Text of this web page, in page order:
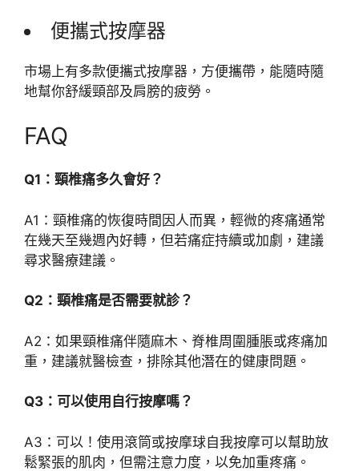
便攜式按摩器
市場上有多款便攜式按摩器，方便攜帶，能隨時隨
地幫你舒緩頸部及肩膀的疲勞。
FAQ
Q1：頸椎痛多久會好？
A1：頸椎痛的恢復時間因人而異，輕微的疼痛通常
在幾天至幾週內好轉，但若痛症持續或加劇，建議
尋求醫療建議。
Q2：頸椎痛是否需要就診？
A2：如果頸椎痛伴隨麻木、脊椎周圍腫脹或疼痛加
重，建議就醫檢查，排除其他潛在的健康問題。
Q3：可以使用自行按摩嗎？
A3：可以！使用滾筒或按摩球自我按摩可以幫助放
鬆緊張的肌肉，但需注意力度，以免加重疼痛。